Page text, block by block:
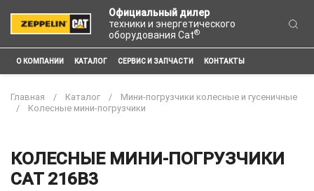
Официальный дилер
техники и энергетического
оборудования Cat®
О КОМПАНИИ КАТАЛОГ СЕРВИС И ЗАПЧАСТИ КОНТАКТЫ
Главная Каталог
Мини-погрузчики колесные и гусеничные
Колесные мини-погрузчики
КОЛЕСНЫЕ МИНИ-ПОГРУЗЧИКИ
CAT 216B3